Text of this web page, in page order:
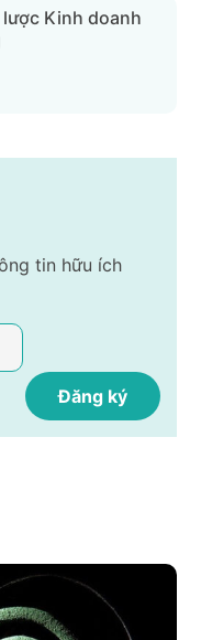
Kinh doanh
tin hữu ích